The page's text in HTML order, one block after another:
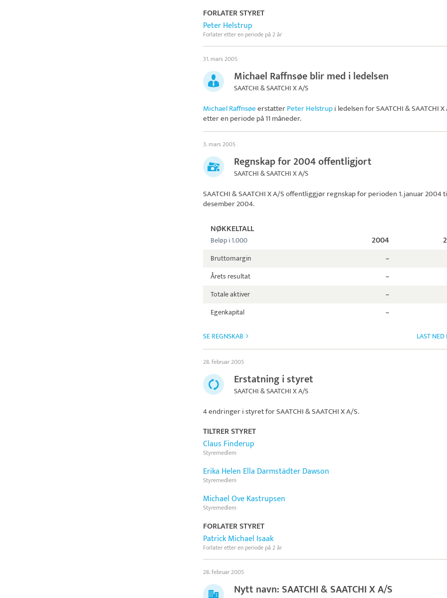
FORLATER STYRET
Peter Helstrup
Forlater etter en periode på 2 år
31. mars 2005
Michael Raffnsøe blir med i ledelsen
SAATCHI & SAATCHI X A/S
Michael RaffnsøeerstatterPeter Helstrupi ledelsen forSAATCHI & SAATCHI
etter en periode på 11 måneder.
3. mars 2005
Regnskap for 2004 offentligjort
SAATCHI & SAATCHI X A/S
SAATCHI & SAATCHI X A/Soffentliggjør regnskap for perioden 1. januar 2004
desember 2004.
NØKKELTALL
Beløp i 1.000 2004
Bruttomargin –
Årets resultat
–
Totale aktiver
–
Egenkapital
–
SE REGNSKAB LAST NED
28. februar 2005
Erstatning i styret
SAATCHI & SAATCHI X A/S
4 endringer i styret forSAATCHI & SAATCHI X A/S.
TILTRER STYRET
Claus Finderup
Styremedlem
Erika Helen Ella Darmstädter Dawson
Styremedlem
Michael Ove Kastrupsen
Styremedlem
FORLATER STYRET
Patrick Michael Isaak
Forlater etter en periode på 2 år
28. februar 2005
Nytt navn: SAATCHI & SAATCHI X A/S